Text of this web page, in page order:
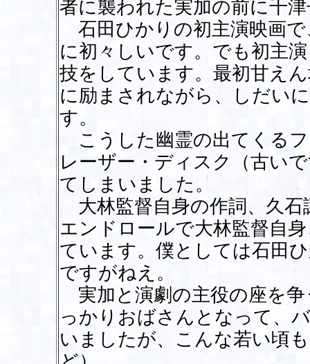
者に襲われた実加の前に千
石田ひかりの初主演映画
に初々しいです。でも初主
技をしています。最初甘え
に励まされながら、しだい
す。
こうした幽霊の出てくる
レーザー・ディスク（古い
てしまいました。
大林監督自身の作詞、久石
エンドロールで大林監督自
ています。僕としては石田
ですがねえ。
実加と演劇の主役の座を
っかりおばさんとなって、
いましたが、こんな若い頃